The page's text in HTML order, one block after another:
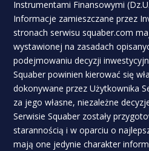
Instrumentami Finansowymi
Informacje zamieszczane przez
stronach serwisu squaber.com
wystawionej na zasadach
podejmowaniu decyzji
Squaber powinien kierować się
dokonywane przez Użytkownika
za jego własne, niezależne
Serwisie Squaber zostały
starannością i w oparciu o
mają one jedynie charakter